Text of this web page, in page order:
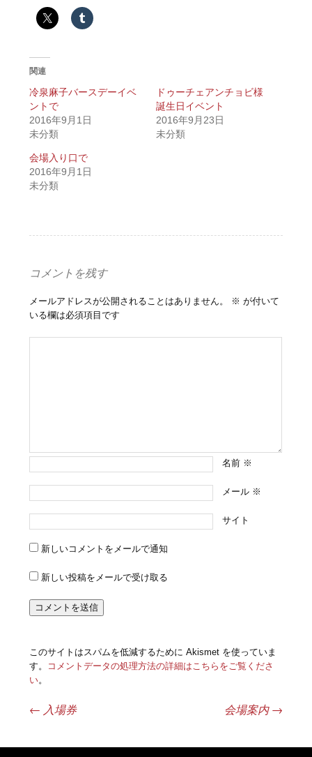
関連
冷泉麻子バースデーイベ
ントで
2016年9月1日
未分類
ドゥーチェアンチョビ様
誕生日イベント
2016年9月23日
未分類
会場入り口で
2016年9月1日
未分類
コメントを残す
メールアドレスが公開されることはありません。 ※ が付いて
いる欄は必須項目です
名前 ※
メール ※
サイト
新しいコメントをメールで通知
新しい投稿をメールで受け取る
このサイトはスパムを低減するために Akismet を使っていま
す。
コメントデータの処理方法の詳細はこちらをご覧くださ
い。
投稿ナビゲーション
← 入場券 会場案内→